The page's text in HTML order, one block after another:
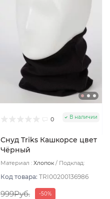
0 В наличии
Снуд Triks Кашкорсе цвет
Чёрный
Материал : Хлопок
Подклад:
Код товара: TRI00200136986
999Руб. -50%